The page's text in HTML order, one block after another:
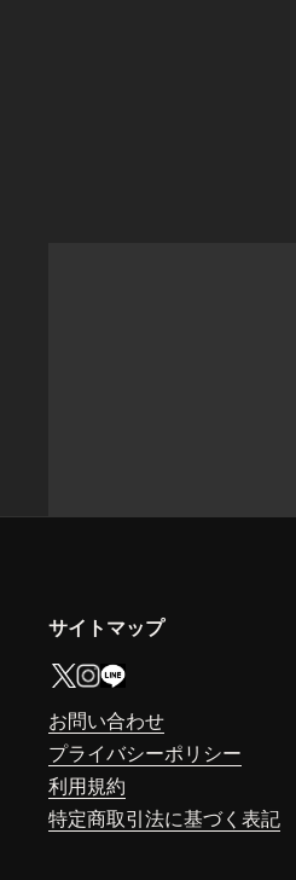
サイトマップ
お問い合わせ
プライバシーポリシー
利用規約
特定商取引法に基づく表記